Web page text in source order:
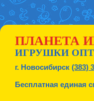
ПЛАНЕТА
ИГРУШКИ
г. Новосибирск (383)
Бесплатная единая